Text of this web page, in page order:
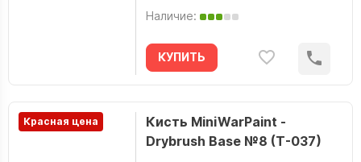
Наличие:
КУПИТЬ
Красная цена
Кисть MiniWarPaint -
Drybrush Base №8 (T-037)